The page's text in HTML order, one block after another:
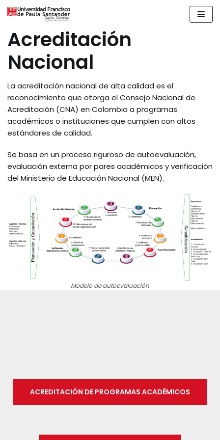
to
Acreditación
Nacional
La acreditación nacional de alta calidad es el
reconocimiento que otorga el Consejo Nacional de
Acreditación (CNA) en Colombia a programas
académicos o instituciones que cumplen con altos
estándares de calidad.
Se basa en un proceso riguroso de autoevaluación,
evaluación externa por pares académicos y verificación
del Ministerio de Educación Nacional (MEN).
Modelo de autoevaluación
ACREDITACIÓN DE PROGRAMAS ACADÉMICOS